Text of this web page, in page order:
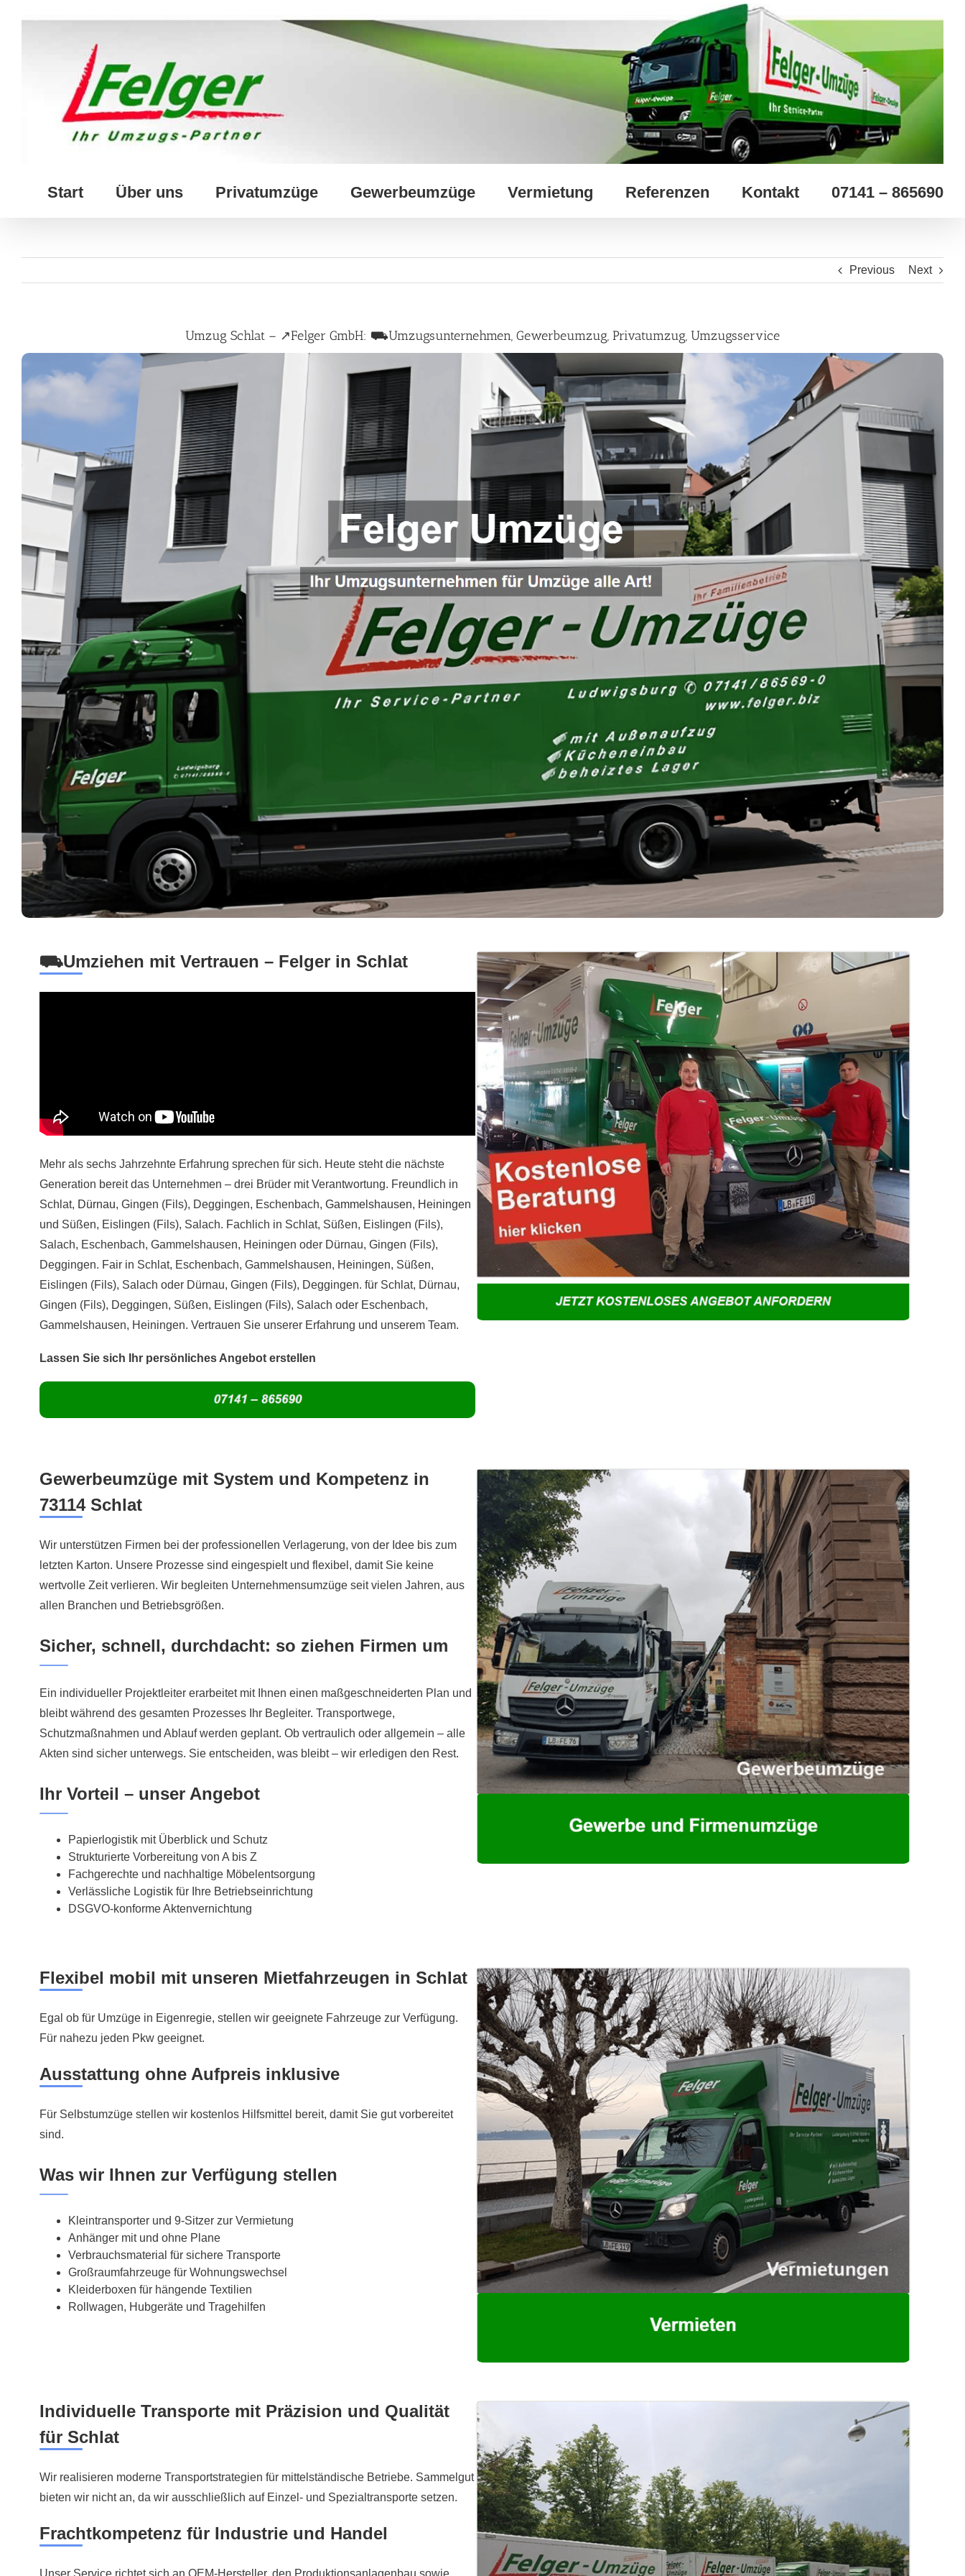
Start Über uns Privatumzüge Gewerbeumzüge Vermietung Referenzen Kontakt 07141 – 865690
Previous Next
Umzug Schlat – ↗️Felger GmbH: ⛟Umzugsunternehmen, Gewerbeumzug, Privatumzug, Umzugsservice
⛟Umziehen mit Vertrauen – Felger in Schlat
Mehr als sechs Jahrzehnte Erfahrung sprechen für sich. Heute steht die nächste
Generation bereit das Unternehmen – drei Brüder mit Verantwortung. Freundlich in
Schlat, Dürnau, Gingen (Fils), Deggingen, Eschenbach, Gammelshausen, Heiningen
und Süßen, Eislingen (Fils), Salach. Fachlich in Schlat, Süßen, Eislingen (Fils),
Salach, Eschenbach, Gammelshausen, Heiningen oder Dürnau, Gingen (Fils),
Deggingen. Fair in Schlat, Eschenbach, Gammelshausen, Heiningen, Süßen,
Eislingen (Fils), Salach oder Dürnau, Gingen (Fils), Deggingen. für Schlat, Dürnau,
Gingen (Fils), Deggingen, Süßen, Eislingen (Fils), Salach oder Eschenbach,
Gammelshausen, Heiningen. Vertrauen Sie unserer Erfahrung und unserem Team.
Lassen Sie sich Ihr persönliches Angebot erstellen
Gewerbeumzüge mit System und Kompetenz in
73114 Schlat
Wir unterstützen Firmen bei der professionellen Verlagerung, von der Idee bis zum
letzten Karton. Unsere Prozesse sind eingespielt und flexibel, damit Sie keine
wertvolle Zeit verlieren. Wir begleiten Unternehmensumzüge seit vielen Jahren, aus
allen Branchen und Betriebsgrößen.
Sicher, schnell, durchdacht: so ziehen Firmen um
Ein individueller Projektleiter erarbeitet mit Ihnen einen maßgeschneiderten Plan und
bleibt während des gesamten Prozesses Ihr Begleiter. Transportwege,
Schutzmaßnahmen und Ablauf werden geplant. Ob vertraulich oder allgemein – alle
Akten sind sicher unterwegs. Sie entscheiden, was bleibt – wir erledigen den Rest.
Ihr Vorteil – unser Angebot
Papierlogistik mit Überblick und Schutz
Strukturierte Vorbereitung von A bis Z
Fachgerechte und nachhaltige Möbelentsorgung
Verlässliche Logistik für Ihre Betriebseinrichtung
DSGVO-konforme Aktenvernichtung
Flexibel mobil mit unseren Mietfahrzeugen in Schlat
Egal ob für Umzüge in Eigenregie, stellen wir geeignete Fahrzeuge zur Verfügung.
Für nahezu jeden Pkw geeignet.
Ausstattung ohne Aufpreis inklusive
Für Selbstumzüge stellen wir kostenlos Hilfsmittel bereit, damit Sie gut vorbereitet
sind.
Was wir Ihnen zur Verfügung stellen
Kleintransporter und 9-Sitzer zur Vermietung
Anhänger mit und ohne Plane
Verbrauchsmaterial für sichere Transporte
Großraumfahrzeuge für Wohnungswechsel
Kleiderboxen für hängende Textilien
Rollwagen, Hubgeräte und Tragehilfen
Individuelle Transporte mit Präzision und Qualität
für Schlat
Wir realisieren moderne Transportstrategien für mittelständische Betriebe. Sammelgut
bieten wir nicht an, da wir ausschließlich auf Einzel- und Spezialtransporte setzen.
Frachtkompetenz für Industrie und Handel
Unser Service richtet sich an OEM-Hersteller, den Produktionsanlagenbau sowie